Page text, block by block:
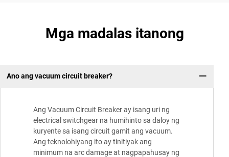
Mga madalas itanong
Ano ang vacuum circuit breaker?
Ang Vacuum Circuit Breaker ay isang uri ng
electrical switchgear na humihinto sa daloy ng
kuryente sa isang circuit gamit ang vacuum.
Ang teknolohiyang ito ay tinitiyak ang
minimum na arc damage at nagpapahusay ng